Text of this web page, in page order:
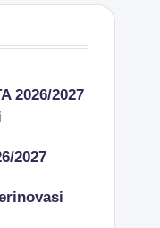
2026/2027
2027